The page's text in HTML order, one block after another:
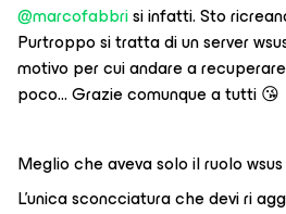
@marcofabbrisi infatti. Sto
Purtroppo si tratta di un server
motivo per cui andare a
poco… Grazie comunque a tutti 😘
Meglio che aveva solo il ruolo
L’unica sconcciatura che devi ri